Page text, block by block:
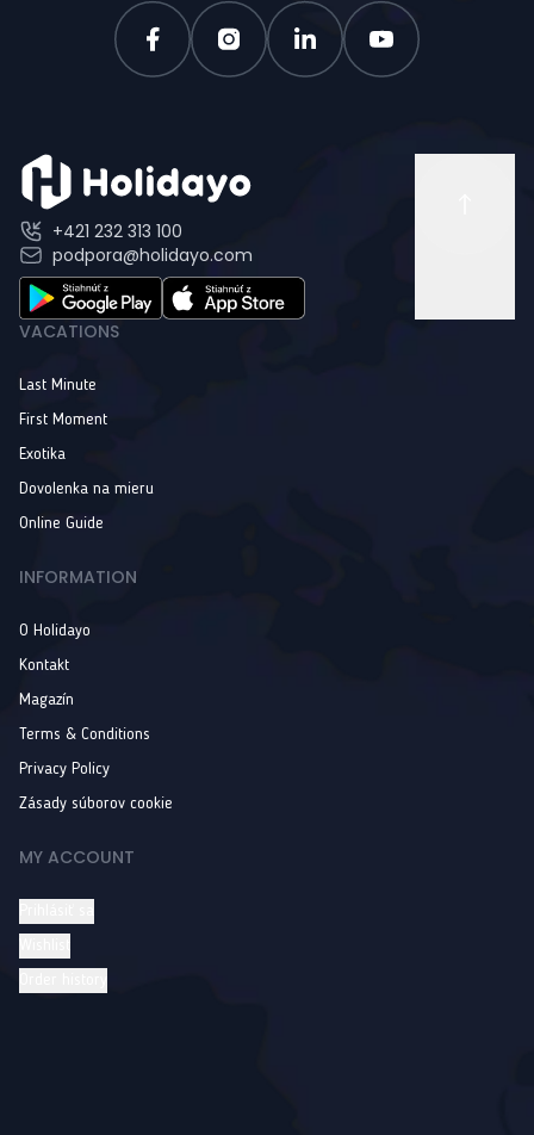
+421 232 313 100
podpora@holidayo.com
VACATIONS
Last Minute
First Moment
Exotika
Dovolenka na mieru
Online Guide
INFORMATION
O Holidayo
Kontakt
Magazín
Terms & Conditions
Privacy Policy
Zásady súborov cookie
MY ACCOUNT